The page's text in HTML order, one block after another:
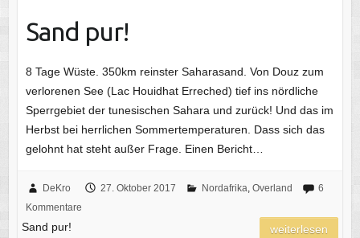
Sand pur!
8 Tage Wüste. 350km reinster Saharasand. Von Douz zum
verlorenen See (Lac Houidhat Erreched) tief ins nördliche
Sperrgebiet der tunesischen Sahara und zurück! Und das im
Herbst bei herrlichen Sommertemperaturen. Dass sich das
gelohnt hat steht außer Frage. Einen Bericht…
DeKro 27. Oktober 2017 Nordafrika, Overland
6
Kommentare
Sand pur! weiterlesen